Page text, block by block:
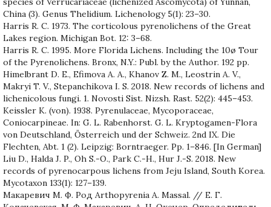
China (3). Genus Thelidium. Lichenology 5(1): 23–30.
Harris R. C. 1973. The corticolous pyrenolichens of the Great
Lakes region. Michigan Bot. 12: 3–68.
Harris R. C. 1995. More Florida Lichens. Including the 10ø Tour
of the Pyrenolichens. Bronx, N.Y.: Publ. by the Author. 192 pp.
Himelbrant D. E., Efimova A. A., Khanov Z. M., Leostrin A. V.,
Makryi T. V., Stepanchikova I. S. 2018. New records of lichens and
lichenicolous fungi. 1. Novosti Sist. Nizsh. Rast. 52(2): 445–453.
Keissler K. (von). 1938. Pyrenulaceae, Mycoporaceae,
Coniocarpineae. In: G. L. Rabenhorst. G. L. Kryptogamen-Flora
von Deutschland, Österreich und der Schweiz. 2nd IX. Die
Flechten, Abt. 1 (2). Leipzig: Borntraeger. Pp. 1–846. [In German]
Liu D., Halda J. P., Oh S.-O., Park C.-H., Hur J.-S. 2018. New
records of pyrenocarpous lichens from Jeju Island, South Korea.
Mycotaxon 133(1): 127–139.
Макаревич М. Ф. Род Arthopyrenia A. Massal. // Е. Г.